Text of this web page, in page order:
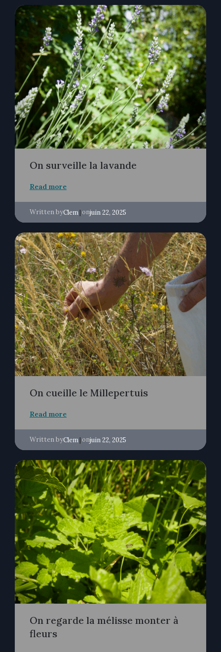
On surveille la lavande
Read more
Written byClem| onjuin 22, 2025
On cueille le Millepertuis
Read more
Written byClem| onjuin 22, 2025
On regarde la mélisse monter à
fleurs